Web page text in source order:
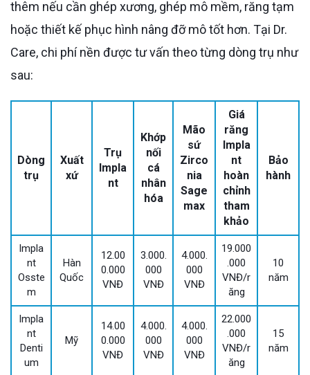
thêm nếu cần ghép xương, ghép mô mềm, răng tạm
hoặc thiết kế phục hình nâng đỡ mô tốt hơn. Tại Dr.
Care, chi phí nền được tư vấn theo từng dòng trụ như
sau:
Dòng
trụ
Xuất
xứ
Trụ
Impla
nt
Khớp
nối
cá
nhân
hóa
Mão
sứ
Zirco
nia
Sage
max
Giá
răng
Impla
nt
hoàn
chỉnh
tham
khảo
Bảo
hành
Impla
nt
Osste
m
Hàn
Quốc
12.00
0.000
VNĐ
3.000.
000
VNĐ
4.000.
000
VNĐ
19.000
.000
VNĐ/r
ăng
10
năm
Impla
nt
Denti
um
Mỹ
14.00
0.000
VNĐ
4.000.
000
VNĐ
4.000.
000
VNĐ
22.000
.000
VNĐ/r
ăng
15
năm